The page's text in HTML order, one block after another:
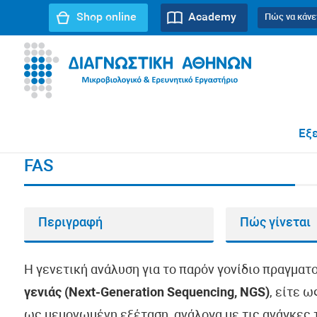
Πώς να
Academy
Shop online
FAS
Περιγραφή Πώς γίνεται
Η γενετική ανάλυση για το παρόν γονίδιο
γενιάς (Next-Generation Sequencing, NGS), είτε